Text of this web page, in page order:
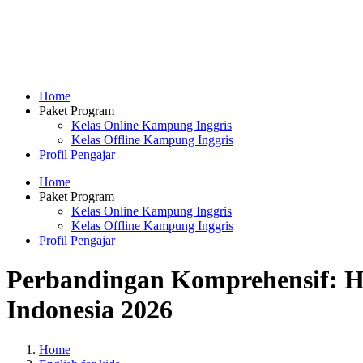
Home
Paket Program
Kelas Online Kampung Inggris
Kelas Offline Kampung Inggris
Profil Pengajar
Home
Paket Program
Kelas Online Kampung Inggris
Kelas Offline Kampung Inggris
Profil Pengajar
Perbandingan Komprehensif:
Indonesia 2026
Home